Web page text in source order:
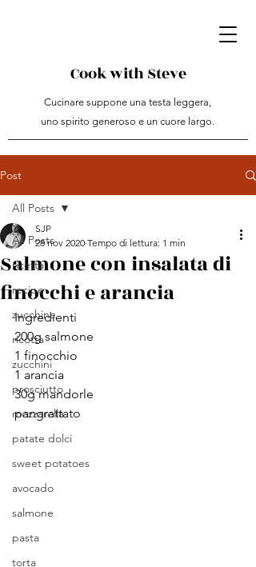
Cucinare suppone una testa leggera,
uno spirito generoso e un cuore largo.
Cook with Steve
Post
All Posts
ricetta
recipe
zucchine
ricotta
zucchini
prosciutto
mozzarella
patate dolci
sweet potatoes
avocado
salmone
pasta
torta
All Posts
Salmone con insalata di
finocchi e arancia
SJP
28 nov 2020 Tempo di lettura: 1 min
Ingredienti
200g salmone
1 finocchio
1 arancia
30g mandorle
pangrattato